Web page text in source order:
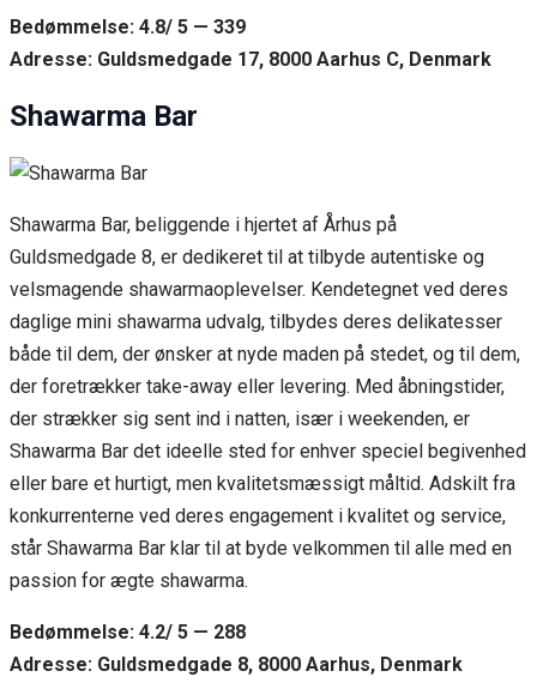
Bedømmelse: 4.8/ 5 — 339
Adresse: Guldsmedgade 17, 8000 Aarhus C, Denmark
Shawarma Bar
Shawarma Bar, beliggende i hjertet af Århus på
Guldsmedgade 8, er dedikeret til at tilbyde autentiske og
velsmagende shawarmaoplevelser. Kendetegnet ved deres
daglige mini shawarma udvalg, tilbydes deres delikatesser
både til dem, der ønsker at nyde maden på stedet, og til dem,
der foretrækker take-away eller levering. Med åbningstider,
der strækker sig sent ind i natten, især i weekenden, er
Shawarma Bar det ideelle sted for enhver speciel begivenhed
eller bare et hurtigt, men kvalitetsmæssigt måltid. Adskilt fra
konkurrenterne ved deres engagement i kvalitet og service,
står Shawarma Bar klar til at byde velkommen til alle med en
passion for ægte shawarma.
Bedømmelse: 4.2/ 5 — 288
Adresse: Guldsmedgade 8, 8000 Aarhus, Denmark